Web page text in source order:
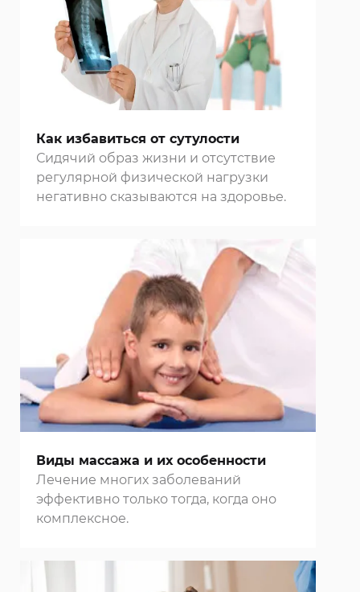
Как избавиться от сутулости
Сидячий образ жизни и отсутствие
регулярной физической нагрузки
негативно сказываются на здоровье.
Виды массажа и их особенности
Лечение многих заболеваний
эффективно только тогда, когда оно
комплексное.